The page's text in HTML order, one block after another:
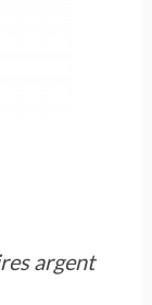
argent